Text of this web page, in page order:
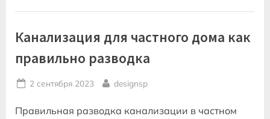
квартире”
Канализация для частного дома как
правильно разводка
Posted
2 сентября 2023 By
designsp
Правильная разводка канализации в частном